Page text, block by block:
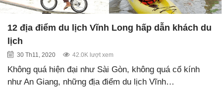
12 địa điểm du lịch Vĩnh Long hấp dẫn khách du
lịch
30 Th11, 2020 42.0K lượt xem
Không quá hiện đại như Sài Gòn, không quá cổ kính
như An Giang, những địa điểm du lịch Vĩnh…